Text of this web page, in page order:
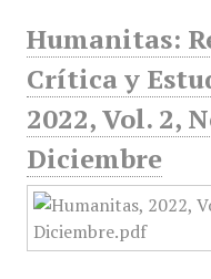
Humanitas:
Crítica y
2022, Vol. 2,
Diciembre